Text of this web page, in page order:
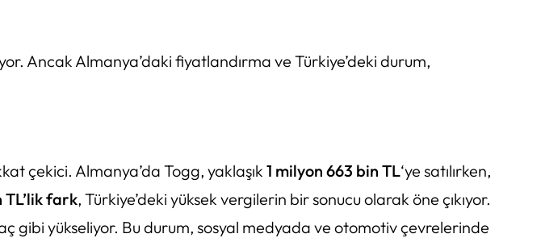
Ancak Almanya’daki fiyatlandırma ve Türkiye’deki durum,
çekici. Almanya’da Togg, yaklaşık1 milyon 663 bin TL‘ye satılırken,
fark, Türkiye’deki yüksek vergilerin bir sonucu olarak öne çıkıyor.
gibi yükseliyor. Bu durum, sosyal medyada ve otomotiv çevrelerinde